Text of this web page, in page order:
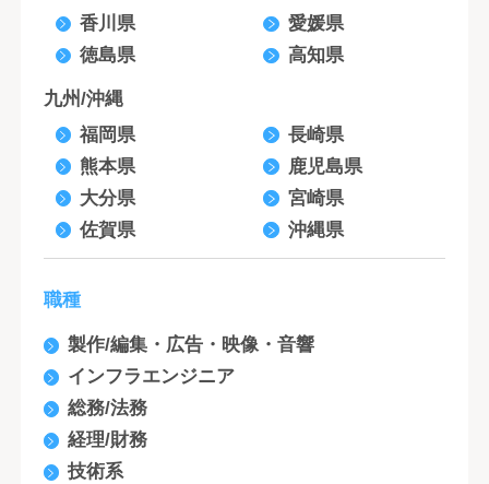
香川県
愛媛県
徳島県
高知県
九州/沖縄
福岡県
長崎県
熊本県
鹿児島県
大分県
宮崎県
佐賀県
沖縄県
職種
製作/編集・広告・映像・音響
インフラエンジニア
総務/法務
経理/財務
技術系